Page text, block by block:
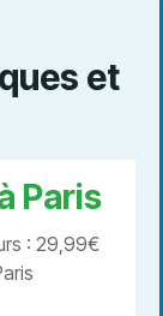
et
Paris
: 29,99€